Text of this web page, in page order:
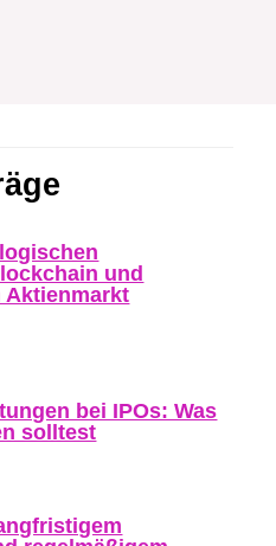
und
Aktienmarkt
bei IPOs: Was
solltest